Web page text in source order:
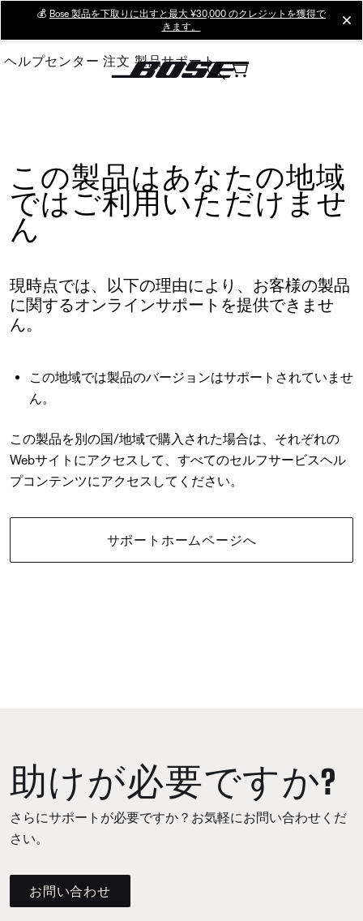
Main
💰 Bose 製品を下取りに出すと最大 ¥30,000 のクレジットを獲得で
きます。
ヘルプセンター 注文 製品サポート
この製品はあなたの地域
ではご利用いただけませ
ん
現時点では、以下の理由により、お客様の製品
に関するオンラインサポートを提供できませ
ん。
この地域では製品のバージョンはサポートされていませ
ん。
この製品を別の国/地域で購入された場合は、それぞれの
Webサイトにアクセスして、すべてのセルフサービスヘル
プコンテンツにアクセスしてください。
サポートホームページへ
助けが必要ですか?
さらにサポートが必要ですか？お気軽にお問い合わせくだ
さい。
お問い合わせ